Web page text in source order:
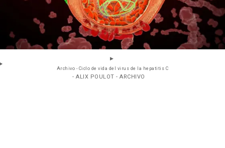
Archivo - Ciclo de vida del virus de la hepatitis C
- ALIX POULOT - ARCHIVO